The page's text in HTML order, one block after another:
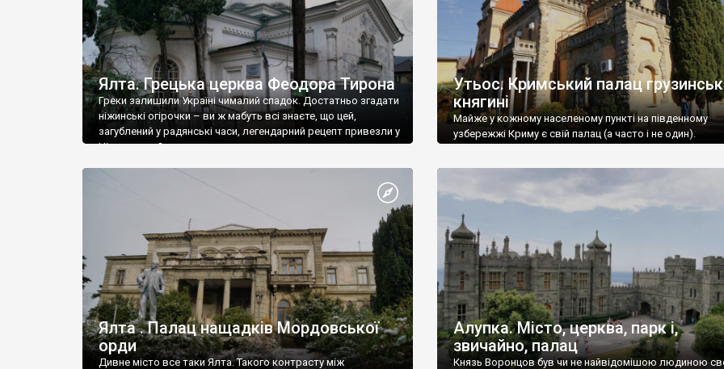
Ялта. Грецька церква Феодора Тирона
Греки залишили Україні чималий спадок. Достатньо згадати
ніжинські огірочки – ви ж мабуть всі знаєте, що цей,
загублений у радянські часи, легендарний рецепт привезли у
Ніжин греки?
Утьос. Кримський палац
княгині
Майже у кожному населеному пункті на південному
узбережжі Криму є свій палац (а часто і не один).
Ялта . Палац нащадків Мордовської
орди
Дивне місто все таки Ялта. Такого контрасту між
Алупка. Місто, церква, парк і,
звичайно, палац
Князь Воронцов був чи не найвідомішою людиною